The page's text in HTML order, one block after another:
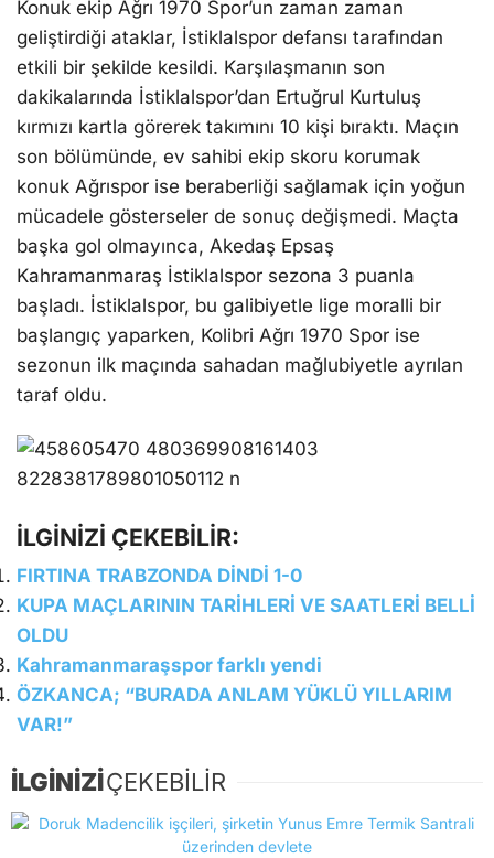
Konuk ekip Ağrı 1970 Spor’un zaman zaman
geliştirdiği ataklar, İstiklalspor defansı tarafından
etkili bir şekilde kesildi. Karşılaşmanın son
dakikalarında İstiklalspor’dan Ertuğrul Kurtuluş
kırmızı kartla görerek takımını 10 kişi bıraktı. Maçın
son bölümünde, ev sahibi ekip skoru korumak
konuk Ağrıspor ise beraberliği sağlamak için yoğun
mücadele gösterseler de sonuç değişmedi. Maçta
başka gol olmayınca, Akedaş Epsaş
Kahramanmaraş İstiklalspor sezona 3 puanla
başladı. İstiklalspor, bu galibiyetle lige moralli bir
başlangıç yaparken, Kolibri Ağrı 1970 Spor ise
sezonun ilk maçında sahadan mağlubiyetle ayrılan
taraf oldu.
İLGİNİZİ ÇEKEBİLİR:
FIRTINA TRABZONDA DİNDİ 1-0
KUPA MAÇLARININ TARİHLERİ VE SAATLERİ BELLİ
OLDU
Kahramanmaraşspor farklı yendi
ÖZKANCA; “BURADA ANLAM YÜKLÜ YILLARIM
VAR!”
İLGİNİZİÇEKEBİLİR